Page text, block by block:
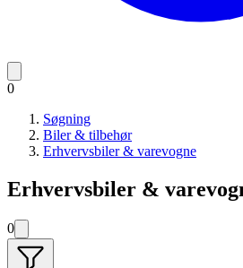
0
Søgning
Biler & tilbehør
Erhvervsbiler & varevogne
Erhvervsbiler &
0